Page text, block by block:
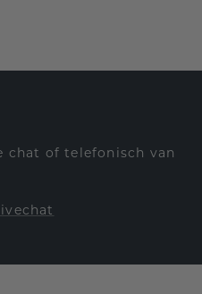
chat of telefonisch van